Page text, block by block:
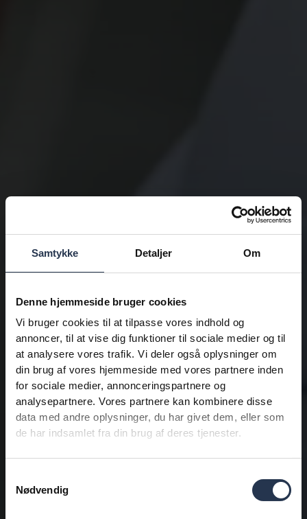
Samtykke Detaljer Om
Denne hjemmeside bruger cookies
Vi bruger cookies til at tilpasse vores indhold og
annoncer, til at vise dig funktioner til sociale medier og til
at analysere vores trafik. Vi deler også oplysninger om
din brug af vores hjemmeside med vores partnere inden
for sociale medier, annonceringspartnere og
analysepartnere. Vores partnere kan kombinere disse
data med andre oplysninger, du har givet dem, eller som
de har indsamlet fra din brug af deres tjenester.
Nødvendig